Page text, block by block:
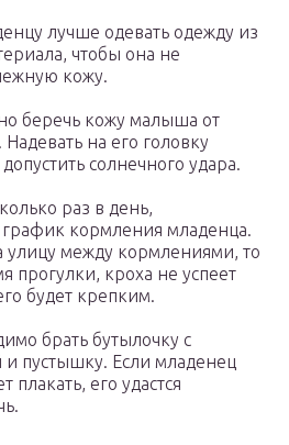
лучше одевать одежду из
чтобы она не
кожу.
беречь кожу малыша от
на его головку
солнечного удара.
раз в день,
кормления младенца.
улицу между кормлениями, то
прогулки, кроха не успеет
будет крепким.
брать бутылочку с
и пустышку. Если младенец
плакать, его удастся